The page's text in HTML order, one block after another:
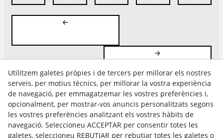
Avís Legal
Política Cookies
Utilitzem galetes pròpies i de tercers per millorar els nostres
serveis, per motius tècnics, per millorar la vostra experiència
de navegació, per emmagatzemar les vostres preferències i,
opcionalment, per mostrar-vos anuncis personalitzats segons
les vostres preferències analitzant els vostres hàbits de
navegació. Seleccioneu ACCEPTAR per consentir totes les
galetes, seleccioneu REBUTJAR per rebutjar totes les galetes o